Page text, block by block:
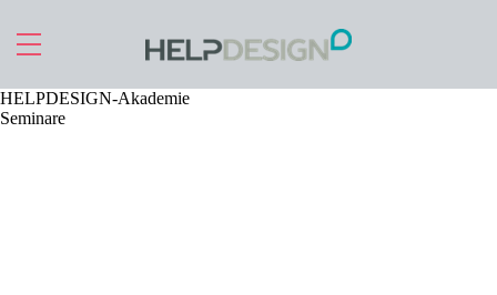
Zu Hauptinhalt springen
HELPDESIGN-Akademie
Seminare